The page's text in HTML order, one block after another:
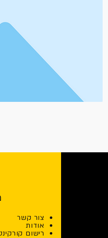
צור קשר
אודות
רישום